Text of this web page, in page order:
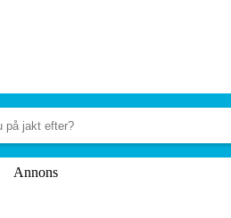
Annons